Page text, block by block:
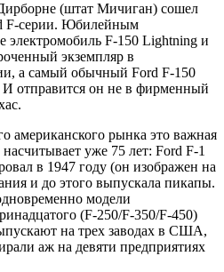
(штат Мичиган) сошел
F-серии. Юбилейным
электромобиль F-150 Lightning и
экземпляр в
а самый обычный Ford F-150
И отправится он не в фирменный
американского рынка это важная
уже 75 лет: Ford F-1
в 1947 году (он изображен на
и до этого выпускала пикапы.
модели
(F-250/F-350/F-450)
на трех заводах в США,
аж на девяти предприятиях